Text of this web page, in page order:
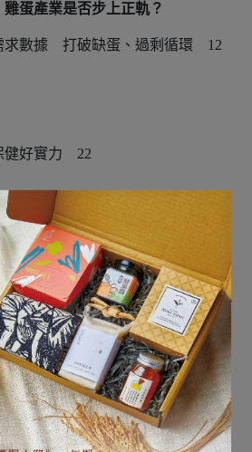
蛋產業是否步上正軌？
求數據 打破缺蛋、過剩循環 12
健好實力 22
紅曦
保健應用壯大農產業
業SPF豬血外泌體衍伸生醫研究24
值 在地特色作物發光
癌有影 紫錐菊越洋來臺扎根 30
居冠 醱酵技術領先全球
益生菌產品風行38